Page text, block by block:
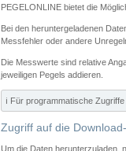
PEGELONLINE bietet die
Bei den heruntergeladenen
Messfehler oder andere
Die Messwerte sind relative
jeweiligen Pegels addieren.
ℹ️ Für programmatische
Zugriff auf die
Um die Daten herunterzuladen,